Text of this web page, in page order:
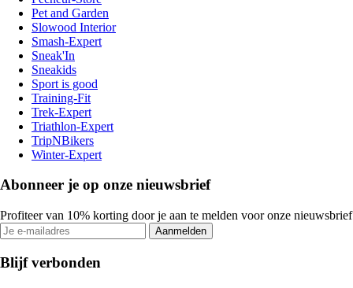
Pet and Garden
Slowood Interior
Smash-Expert
Sneak'In
Sneakids
Sport is good
Training-Fit
Trek-Expert
Triathlon-Expert
TripNBikers
Winter-Expert
Abonneer je op onze nieuwsbrief
Profiteer van 10% korting door je aan te melden voor onze nieuwsbrief
Aanmelden
Blijf verbonden